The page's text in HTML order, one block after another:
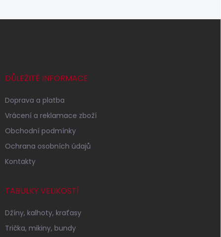
Z
DŮLEŽITÉ INFORMACE
Doprava a platba
Vrácení a reklamace zboží
Obchodní podmínky
Ochrana osobních údajů
Kontakty
TABULKY VELIKOSTÍ
Džíny, kalhoty, kraťasy
Trička, mikiny, bundy